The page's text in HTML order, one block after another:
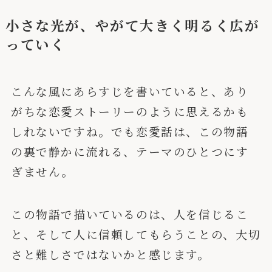
小さな光が、やがて大きく明るく広が
っていく
こんな風にあらすじを書いていると、あり
がちな恋愛ストーリーのように思えるかも
しれないですね。でも恋愛話は、この物語
の裏で静かに流れる、テーマのひとつにす
ぎません。
この物語で描いているのは、人を信じるこ
と、そして人に信頼してもらうことの、大切
さと難しさではないかと感じます。